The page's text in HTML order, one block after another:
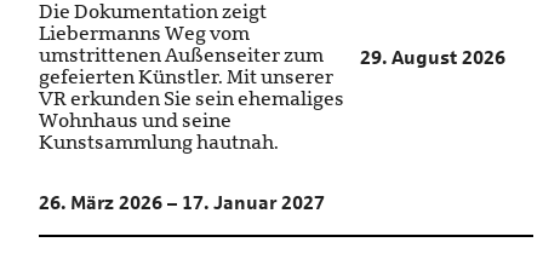
Die Dokumentation zeigt
Liebermanns Weg vom
umstrittenen Außenseiter zum
gefeierten Künstler. Mit unserer
VR erkunden Sie sein ehemaliges
Wohnhaus und seine
Kunstsammlung hautnah.
26. März 2026 – 17. Januar 2027
29. August 2026